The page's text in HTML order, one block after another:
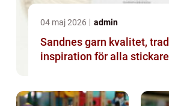
04 maj 2026 admin
Sandnes garn kvalitet, tradition och
inspiration för alla stickare